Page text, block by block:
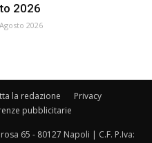
2026
2026
la redazione
Privacy
pubblicitarie
65 - 80127 Napoli | C.F. P.Iva: